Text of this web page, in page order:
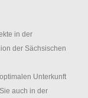
in der
der Sächsischen
Unterkunft
auch in der